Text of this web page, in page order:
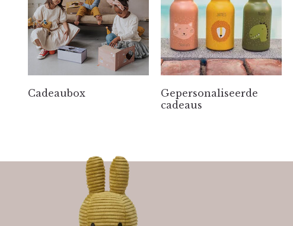
Cadeaubox
Gepersonaliseerde
cadeaus